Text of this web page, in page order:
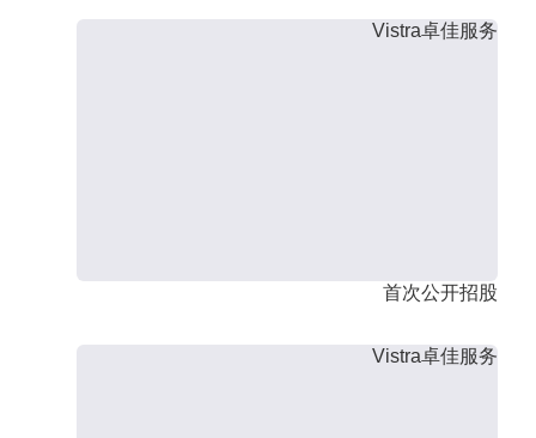
Vistra卓佳服务
首次公开招股
Vistra卓佳服务